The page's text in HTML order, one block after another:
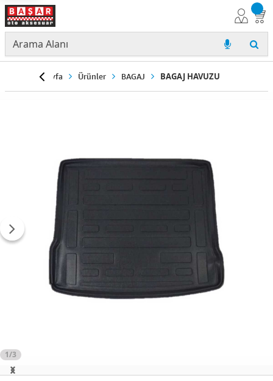
Anasayfa Ürünler BAGAJ BAGAJ HAVUZU
1/3